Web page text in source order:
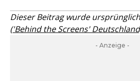
Dieser Beitrag wurde
('Behind the Screens'
- Anzeige -